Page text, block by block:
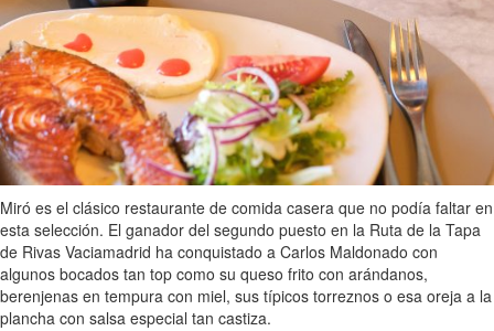
Miró es el clásico restaurante de comida casera que no podía faltar en
esta selección. El ganador del segundo puesto en la Ruta de la Tapa
de Rivas Vaciamadrid ha conquistado a Carlos Maldonado con
algunos bocados tan top como su queso frito con arándanos,
berenjenas en tempura con miel, sus típicos torreznos o esa oreja a la
plancha con salsa especial tan castiza.